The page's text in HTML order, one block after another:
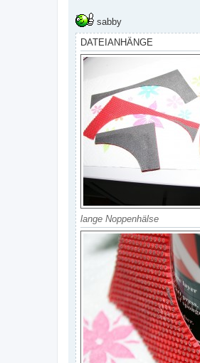
sabby
DATEIANHÄNGE
lange Noppenhälse